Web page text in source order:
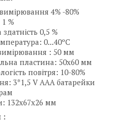
4% -80%
%
0,5 %
0...40ºС
: 50 мм
пластина: 50х60 мм
повітря: 10-80%
3*1,5 V AAA батарейки
132х67х26 мм
: